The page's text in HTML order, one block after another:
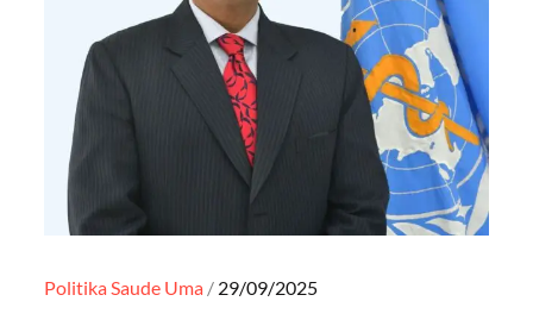
PolitikaSaude Uma Posted
29/09/2025